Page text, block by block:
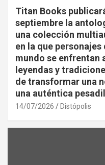
Titan Books
septiembre la
una colección
en la que
mundo se enfrentan
leyendas y
de transformar una
una auténtica
14/07/2026 Distópolis